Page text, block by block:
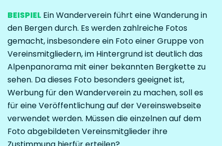
BEISPIEL Ein Wanderverein führt eine Wanderung in
den Bergen durch. Es werden zahlreiche Fotos
gemacht, insbesondere ein Foto einer Gruppe von
Vereinsmitgliedern, im Hintergrund ist deutlich das
Alpenpanorama mit einer bekannten Bergkette zu
sehen. Da dieses Foto besonders geeignet ist,
Werbung für den Wanderverein zu machen, soll es
für eine Veröffentlichung auf der Vereinswebseite
verwendet werden. Müssen die einzelnen auf dem
Foto abgebildeten Vereinsmitglieder ihre